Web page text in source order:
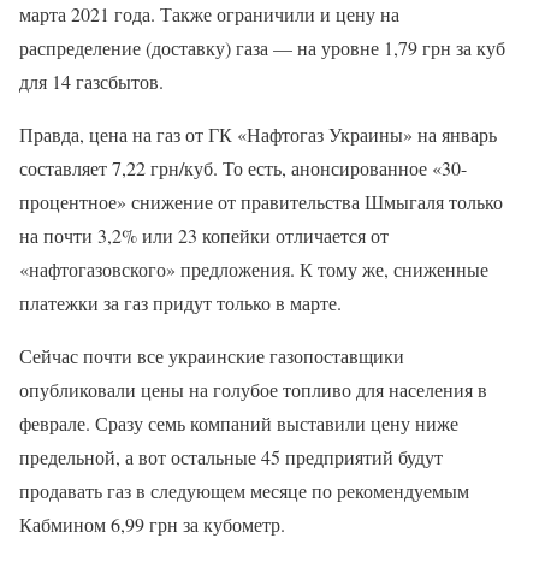
марта 2021 года. Также ограничили и цену на
распределение (доставку) газа — на уровне 1,79 грн за куб
для 14 газсбытов.
Правда, цена на газ от ГК «Нафтогаз Украины» на январь
составляет 7,22 грн/куб. То есть, анонсированное «30-
процентное» снижение от правительства Шмыгаля только
на почти 3,2% или 23 копейки отличается от
«нафтогазовского» предложения. К тому же, сниженные
платежки за газ придут только в марте.
Сейчас почти все украинские газопоставщики
опубликовали цены на голубое топливо для населения в
феврале. Сразу семь компаний выставили цену ниже
предельной, а вот остальные 45 предприятий будут
продавать газ в следующем месяце по рекомендуемым
Кабмином 6,99 грн за кубометр.